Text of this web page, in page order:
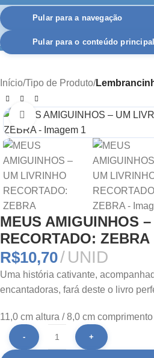
Pular para a navegação
Pular para o conteúdo principal
Início Tipo de Produto
Clique para ampliar
MEUS AMIGUINHOS
RECORTADO: ZEBRA
R$10,70 UNID
Uma história cativante,
encantadoras, fará deste o livro
11,0 cm altura / 8,0 cm